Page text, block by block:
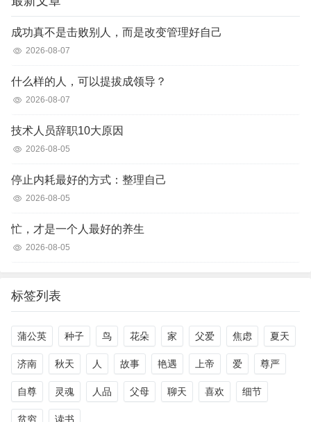
成功真不是击败别人，而是改变管理好自己
2026-08-07
什么样的人，可以提拔成领导？
2026-08-07
技术人员辞职10大原因
2026-08-05
停止内耗最好的方式：整理自己
2026-08-05
忙，才是一个人最好的养生
2026-08-05
标签列表
蒲公英 种子 鸟 花朵 家 父爱 焦虑 夏天
济南 秋天 人 故事 艳遇 上帝 爱 尊严
自尊 灵魂 人品 父母 聊天 喜欢 细节
贫穷 读书